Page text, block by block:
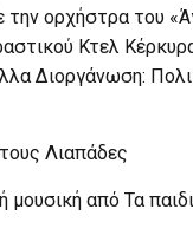
ορχήστρα του
Κτελ
Διοργάνωση:
Λιαπάδες
μουσική από Τα